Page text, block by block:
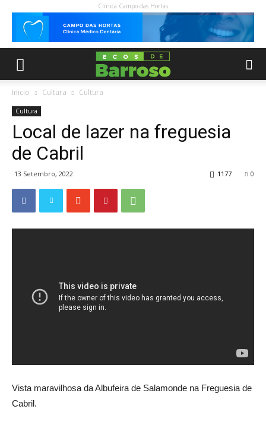
Clínica Campo das Hortas
Inicio Cultura Cultura
Cultura
Local de lazer na freguesia
de Cabril
13 Setembro, 2022 0
1177
Vista maravilhosa da Albufeira de Salamonde na Freguesia de
Cabril.